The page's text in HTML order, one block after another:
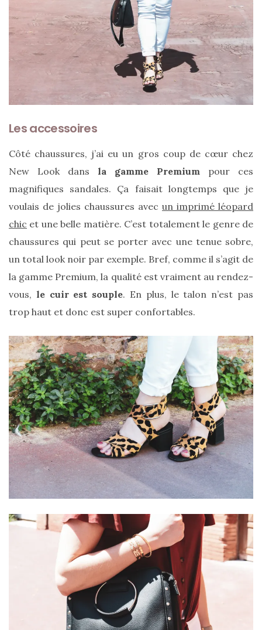
(640)
beauté
beauté
(54)
Favoris
et
déceptions
(27)
(478)
Lifestyle
(154)
Bonnes
adresses/Evénements
(43)
Coups
de
coeur
(12)
DIY/Recettes
Lecture/Séries
Les accessoires
Côté chaussures, j’ai eu un gros coup de cœur chez
New Look dans la gamme Premium pour ces
magnifiques sandales. Ça faisait longtemps que je
voulais de jolies chaussures avec un imprimé léopard
chic et une belle matière. C’est totalement le genre de
chaussures qui peut se porter avec une tenue sobre,
un total look noir par exemple. Bref, comme il s’agit de
la gamme Premium, la qualité est vraiment au rendez-
vous, le cuir est souple. En plus, le talon n’est pas
trop haut et donc est super confortables.